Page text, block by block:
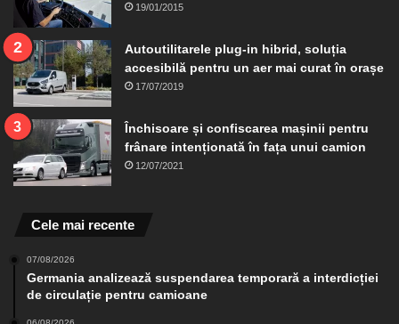
19/01/2015
Autoutilitarele plug-in hibrid, soluția
accesibilă pentru un aer mai curat în orașe
17/07/2019
Închisoare și confiscarea mașinii pentru
frânare intenționată în fața unui camion
12/07/2021
Cele mai recente
07/08/2026
Germania analizează suspendarea temporară a interdicției
de circulație pentru camioane